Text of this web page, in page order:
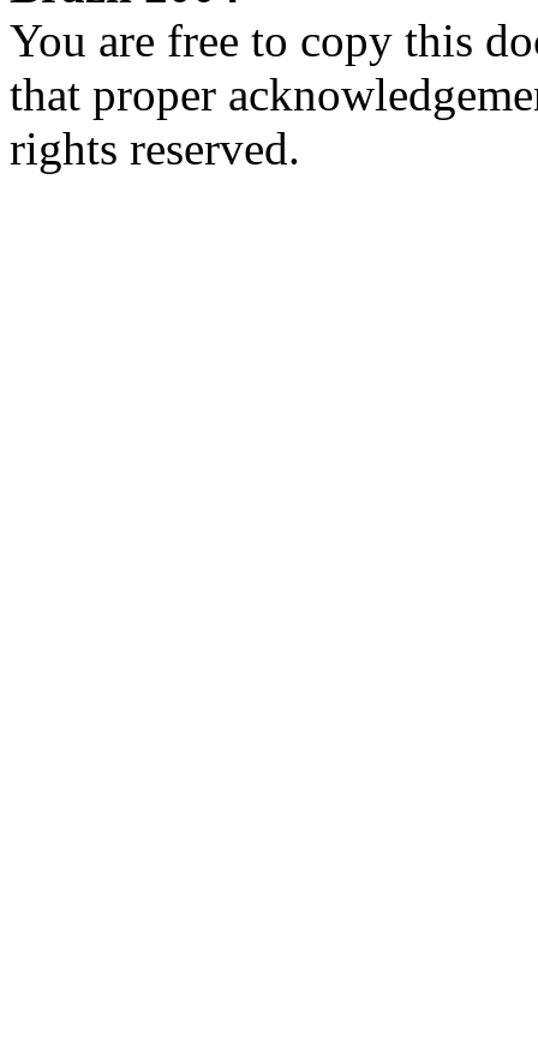
You are free to copy this
that proper
rights reserved.